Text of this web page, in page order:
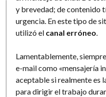
y brevedad; de contenido
urgencia. En este tipo de
utilizó el canal erróneo.
Lamentablemente,
e-mail como «mensajería
aceptable si realmente es
para dirigir el trabajo